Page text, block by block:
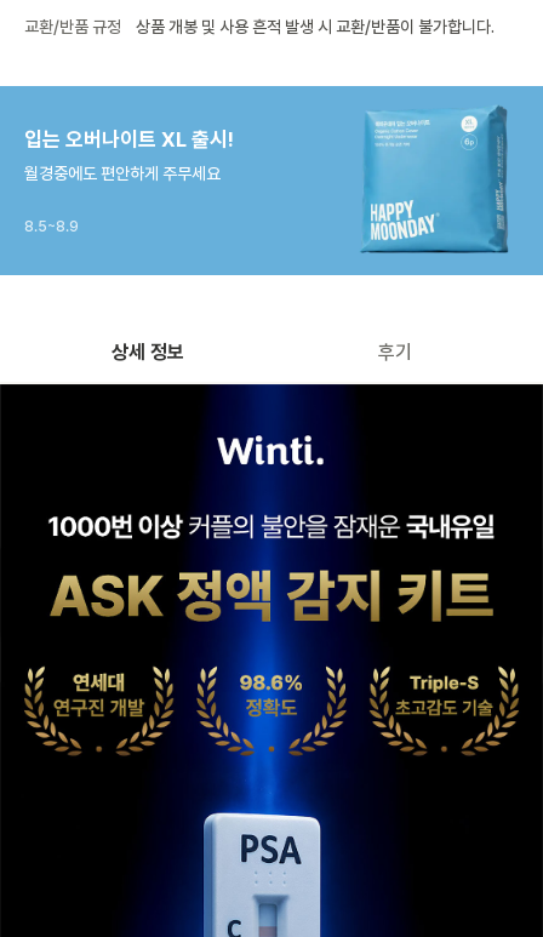
교환/반품 규정 상품 개봉 및 사용 흔적 발생 시 교환/반품이 불가합니다.
입는 오버나이트 XL 출시!
월경중에도 편안하게 주무세요
8.5~8.9
상세 정보 후기